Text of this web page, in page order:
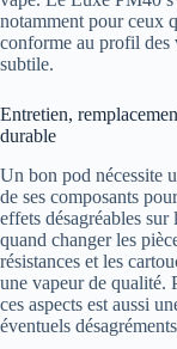
notamment pour ceux
conforme au profil des
subtile.
Entretien,
durable
Un bon pod nécessite
de ses composants
effets désagréables
quand changer les
résistances et les
une vapeur de qualité.
ces aspects est aussi
éventuels